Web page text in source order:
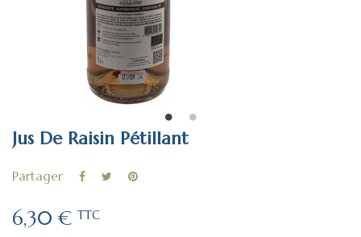
Jus De Raisin Pétillant
Partager
6,30 € TTC